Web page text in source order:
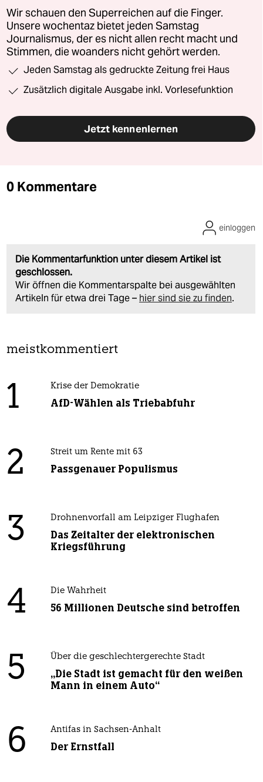
Wir schauen den Superreichen auf die Finger.
Unsere wochentaz bietet jeden Samstag
Journalismus, der es nicht allen recht macht und
Stimmen, die woanders nicht gehört werden.
Jeden Samstag als gedruckte Zeitung frei Haus
Zusätzlich digitale Ausgabe inkl. Vorlesefunktion
Jetzt kennenlernen
0 Kommentare
Die Kommentarfunktion unter diesem Artikel ist
geschlossen.
Wir öffnen die Kommentarspalte bei ausgewählten
Artikeln für etwa drei Tage – hier sind sie zu finden.
einloggen
meistkommentiert
1 Krise der Demokratie
AfD-Wählen als Triebabfuhr
2 Streit um Rente mit 63
Passgenauer Populismus
3 Drohnenvorfall am Leipziger Flughafen
Das Zeitalter der elektronischen
Kriegsführung
4 Die Wahrheit
56 Millionen Deutsche sind betroffen
5 Über die geschlechtergerechte Stadt
„Die Stadt ist gemacht für den weißen
Mann in einem Auto“
6 Antifas in Sachsen-Anhalt
Der Ernstfall